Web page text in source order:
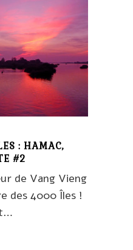
: HAMAC,
#2
de Vang Vieng
des 4000 Îles !